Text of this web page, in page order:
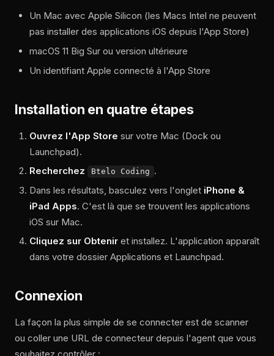
Un Mac avec Apple Silicon (les Macs Intel ne peuvent
pas installer des applications iOS depuis l'App Store)
macOS 11 Big Sur ou version ultérieure
Un identifiant Apple connecté à l'App Store
Installation en quatre étapes
Ouvrez l'App Store sur votre Mac (Dock ou
Launchpad).
Recherchez
Btelo Coding .
Dans les résultats, basculez vers l'onglet iPhone &
iPad Apps. C'est là que se trouvent les applications
iOS sur Mac.
Cliquez sur Obtenir et installez. L'application apparaît
dans votre dossier Applications et Launchpad.
Connexion
La façon la plus simple de se connecter est de scanner
ou coller une URL de connecteur depuis l'agent que vous